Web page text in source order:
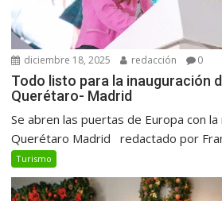
diciembre 18, 2025 redacción 0
Todo listo para la inauguración
Querétaro- Madrid
Se abren las puertas de Europa con
Querétaro Madrid redactado por
Turismo